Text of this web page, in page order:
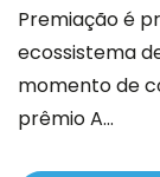
Premiação é
ecossistema
momento de
prêmio A...